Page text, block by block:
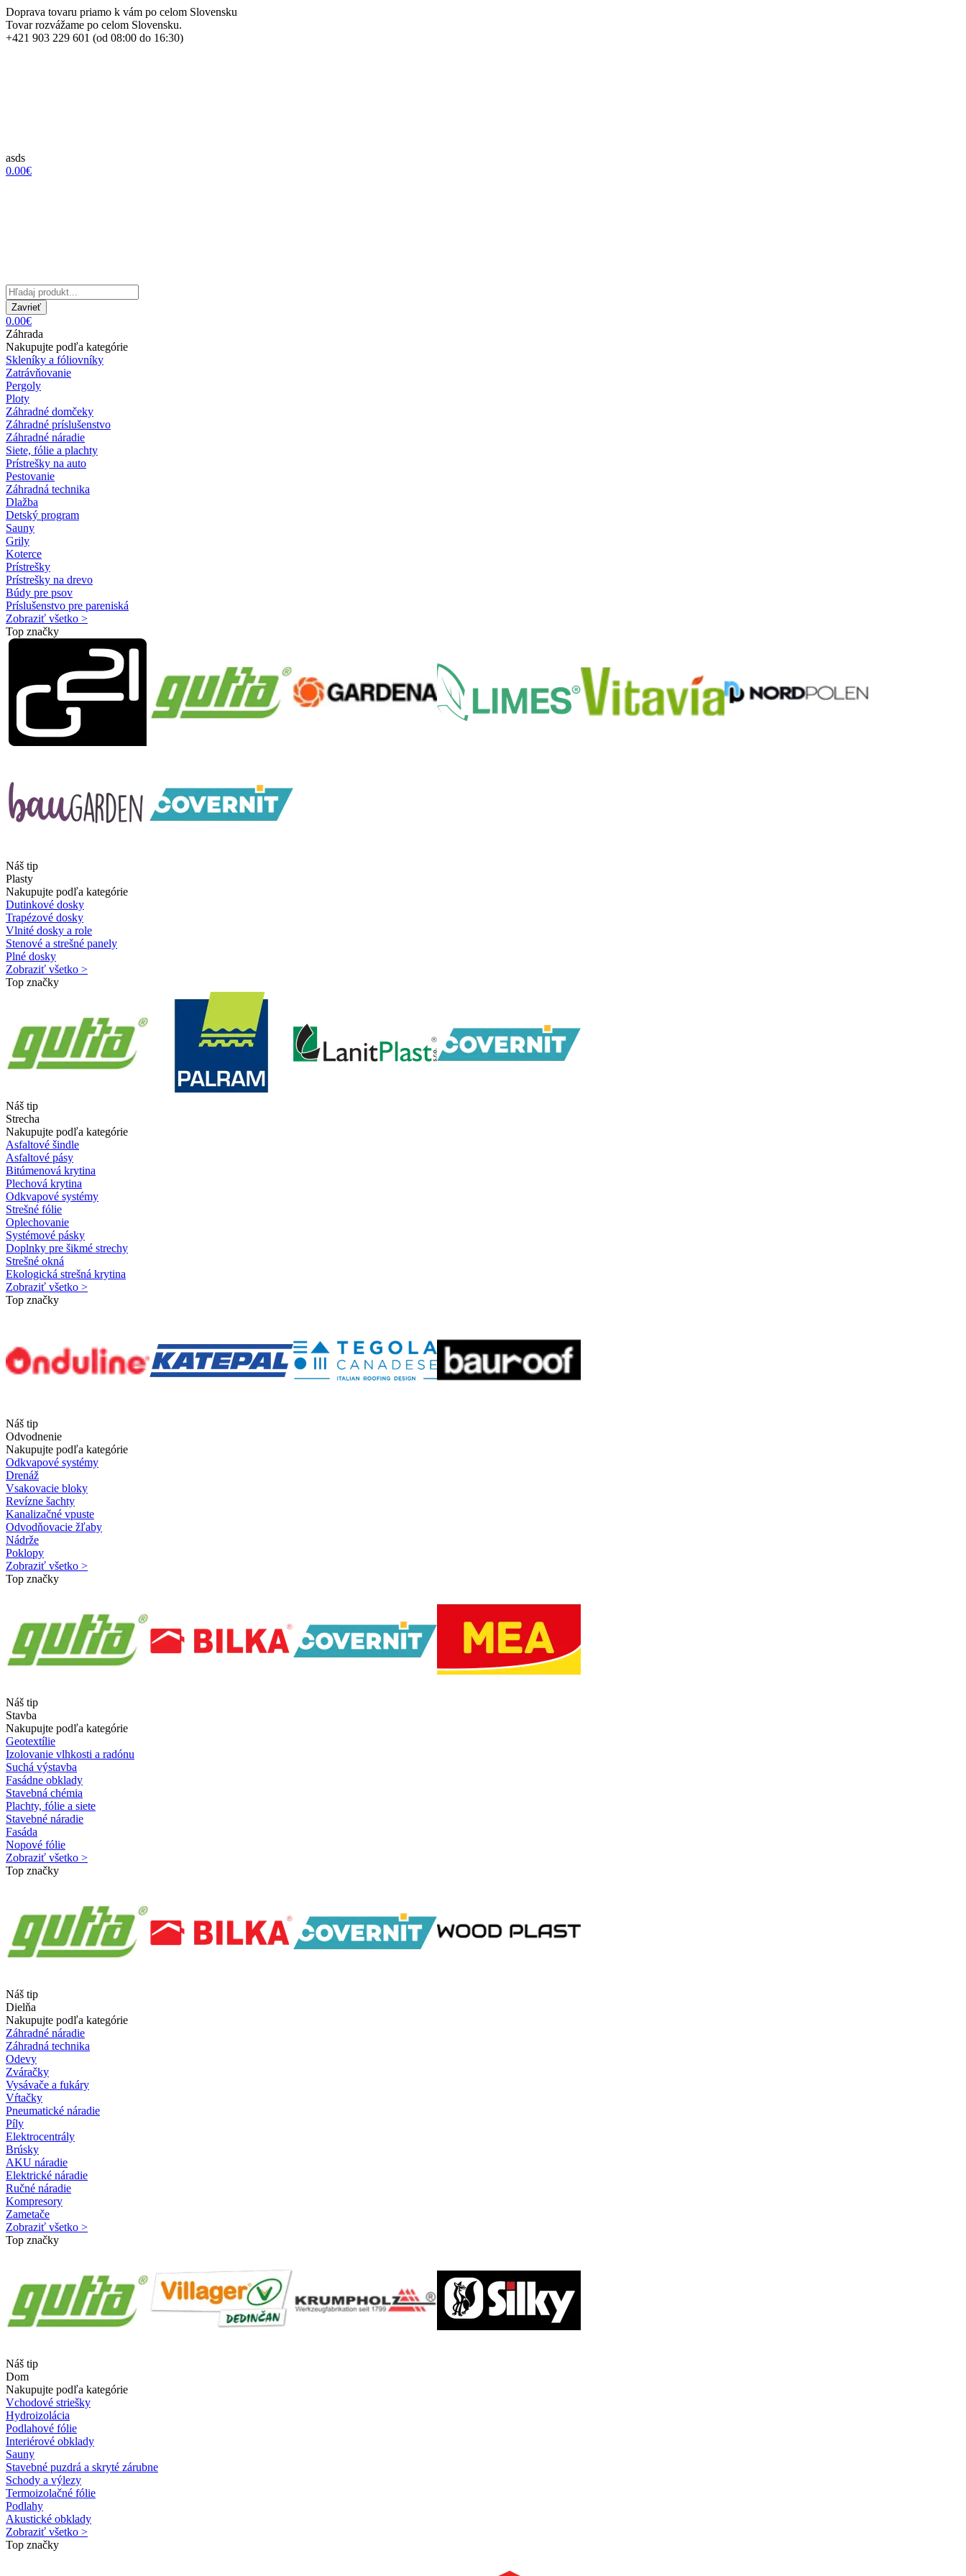
Doprava tovaru priamo k vám po celom Slovensku
Tovar rozvážame po celom Slovensku.
+421 903 229 601 (od 08:00 do 16:30)
asds
0.00€
Zavrieť
0.00€
Záhrada
Nakupujte podľa kategórie
Skleníky a fóliovníky
Zatrávňovanie
Pergoly
Ploty
Záhradné domčeky
Záhradné príslušenstvo
Záhradné náradie
Siete, fólie a plachty
Prístrešky na auto
Pestovanie
Záhradná technika
Dlažba
Detský program
Sauny
Grily
Koterce
Prístrešky
Prístrešky na drevo
Búdy pre psov
Príslušenstvo pre pareniská
Zobraziť všetko >
Top značky
Náš tip
Plasty
Nakupujte podľa kategórie
Dutinkové dosky
Trapézové dosky
Vlnité dosky a role
Stenové a strešné panely
Plné dosky
Zobraziť všetko >
Top značky
Náš tip
Strecha
Nakupujte podľa kategórie
Asfaltové šindle
Asfaltové pásy
Bitúmenová krytina
Plechová krytina
Odkvapové systémy
Strešné fólie
Oplechovanie
Systémové pásky
Doplnky pre šikmé strechy
Strešné okná
Ekologická strešná krytina
Zobraziť všetko >
Top značky
Náš tip
Odvodnenie
Nakupujte podľa kategórie
Odkvapové systémy
Drenáž
Vsakovacie bloky
Revízne šachty
Kanalizačné vpuste
Odvodňovacie žľaby
Nádrže
Poklopy
Zobraziť všetko >
Top značky
Náš tip
Stavba
Nakupujte podľa kategórie
Geotextílie
Izolovanie vlhkosti a radónu
Suchá výstavba
Fasádne obklady
Stavebná chémia
Plachty, fólie a siete
Stavebné náradie
Fasáda
Nopové fólie
Zobraziť všetko >
Top značky
Náš tip
Dielňa
Nakupujte podľa kategórie
Záhradné náradie
Záhradná technika
Odevy
Zváračky
Vysávače a fukáry
Vŕtačky
Pneumatické náradie
Píly
Elektrocentrály
Brúsky
AKU náradie
Elektrické náradie
Ručné náradie
Kompresory
Zametače
Zobraziť všetko >
Top značky
Náš tip
Dom
Nakupujte podľa kategórie
Vchodové striešky
Hydroizolácia
Podlahové fólie
Interiérové obklady
Sauny
Stavebné puzdrá a skryté zárubne
Schody a výlezy
Termoizolačné fólie
Podlahy
Akustické obklady
Zobraziť všetko >
Top značky